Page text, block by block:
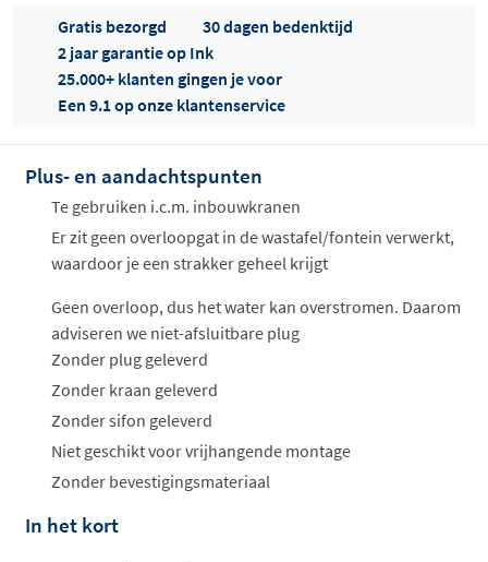
Offertes
ophalen...
Gratis bezorgd
30 dagen bedenktijd
2 jaar garantie op Ink
25.000+ klanten gingen je voor
Een 9.1 op onze klantenservice
Plus- en aandachtspunten
Te gebruiken i.c.m. inbouwkranen
Er zit geen overloopgat in de wastafel/fontein verwerkt,
waardoor je een strakker geheel krijgt
Geen overloop, dus het water kan overstromen. Daarom
adviseren we niet-afsluitbare plug
Zonder plug geleverd
Zonder kraan geleverd
Zonder sifon geleverd
Niet geschikt voor vrijhangende montage
Zonder bevestigingsmateriaal
In het kort